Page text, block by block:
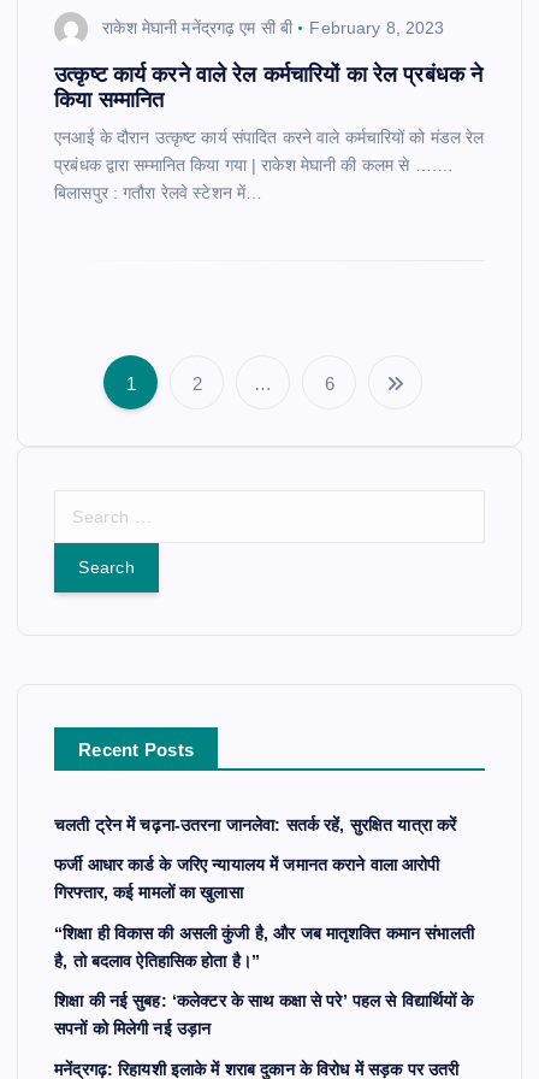
राकेश मेघानी मनेंद्रगढ़ एम सी बी February 8, 2023
उत्कृष्ट कार्य करने वाले रेल कर्मचारियों का रेल प्रबंधक ने
किया सम्मानित
एनआई के दौरान उत्कृष्ट कार्य संपादित करने वाले कर्मचारियों को मंडल रेल
प्रबंधक द्वारा सम्मानित किया गया | राकेश मेघानी की कलम से ….…
बिलासपुर : गतौरा रेलवे स्टेशन में…
a
g
i
n
a
t
1 2 … 6
r
Recent Posts
चलती ट्रेन में चढ़ना-उतरना जानलेवा: सतर्क रहें, सुरक्षित यात्रा करें
फर्जी आधार कार्ड के जरिए न्यायालय में जमानत कराने वाला आरोपी
गिरफ्तार, कई मामलों का खुलासा
“शिक्षा ही विकास की असली कुंजी है, और जब मातृशक्ति कमान संभालती
है, तो बदलाव ऐतिहासिक होता है।”
शिक्षा की नई सुबह: ‘कलेक्टर के साथ कक्षा से परे’ पहल से विद्यार्थियों के
सपनों को मिलेगी नई उड़ान
मनेंद्रगढ़: रिहायशी इलाके में शराब दुकान के विरोध में सड़क पर उतरी